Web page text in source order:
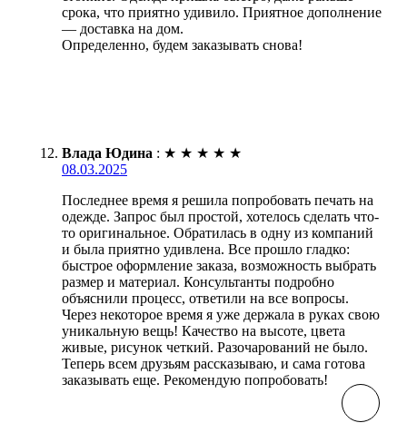
срока, что приятно удивило. Приятное дополнение
— доставка на дом.
Определенно, будем заказывать снова!
Влада Юдина : ★ ★ ★ ★ ★
08.03.2025
Последнее время я решила попробовать печать на
одежде. Запрос был простой, хотелось сделать что-
то оригинальное. Обратилась в одну из компаний
и была приятно удивлена. Все прошло гладко:
быстрое оформление заказа, возможность выбрать
размер и материал. Консультанты подробно
объяснили процесс, ответили на все вопросы.
Через некоторое время я уже держала в руках свою
уникальную вещь! Качество на высоте, цвета
живые, рисунок четкий. Разочарований не было.
Теперь всем друзьям рассказываю, и сама готова
заказывать еще. Рекомендую попробовать!